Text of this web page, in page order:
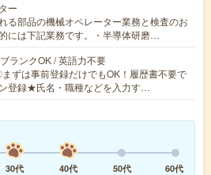
ー
る部品の機械オペレーター業務と検査のお
には下記業務です。・半導体研磨…
ランクOK / 英語力不要
ずは事前登録だけでもOK！履歴書不要で
登録★氏名・職種などを入力す…
30代 40代 50代 60代